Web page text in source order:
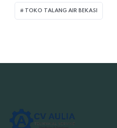
TOKO TALANG AIR BEKASI